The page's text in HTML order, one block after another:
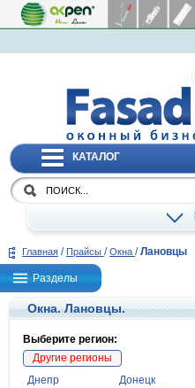
КАТАЛОГ
Главная / Прайсы / Окна / Лановцы
Разделы
Окна. Лановцы.
Выберите регион:
Другие регионы
Днепр
Донецк